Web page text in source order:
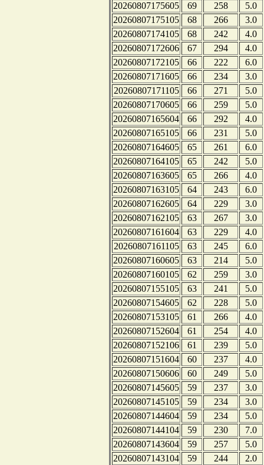
20260807175605
69 258
5.0
20260807175105
68 266
3.0
20260807174105
68 242
4.0
20260807172606
67 294
4.0
20260807172105
66 222
6.0
20260807171605
66 234
3.0
20260807171105
66 271
5.0
20260807170605
66 259
5.0
20260807165604
66 292
4.0
20260807165105
66 231
5.0
20260807164605
65 261
6.0
20260807164105
65 242
5.0
20260807163605
65 266
4.0
20260807163105
64 243
6.0
20260807162605
64 229
3.0
20260807162105
63 267
3.0
20260807161604
63 229
4.0
20260807161105
63 245
6.0
20260807160605
63 214
5.0
20260807160105
62 259
3.0
20260807155105
63 241
5.0
20260807154605
62 228
5.0
20260807153105
61 266
4.0
20260807152604
61 254
4.0
20260807152106
61 239
5.0
20260807151604
60 237
4.0
20260807150606
60 249
5.0
20260807145605
59 237
3.0
20260807145105
59 234
3.0
20260807144604
59 234
5.0
20260807144104
59 230
7.0
20260807143604
59 257
5.0
20260807143104
59 244
2.0